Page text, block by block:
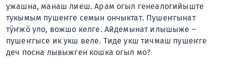
ужашна, манаш лиеш. Арам огыл генеалогийыште
тукымым пушеҥге семын ончыктат. Пушеҥгынат
тӱҥжӧ уло, вожшо келге. Айдемынат илышыже –
пушеҥгысе ик укш веле. Тиде укш тичмаш пушеҥге
деч посна лывыжген кошка огыл мо?